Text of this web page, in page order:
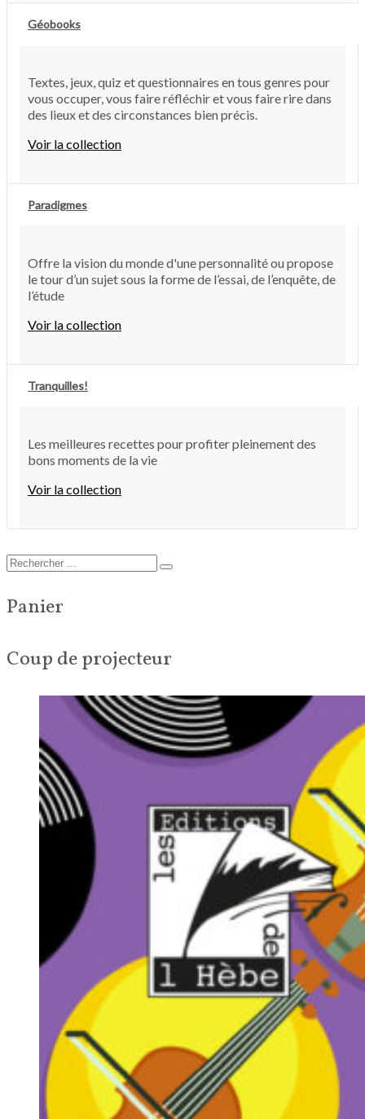
Géobooks
Textes, jeux, quiz et questionnaires en tous genres pour
vous occuper, vous faire réfléchir et vous faire rire dans
des lieux et des circonstances bien précis.
Voir la collection
Paradigmes
Offre la vision du monde d'une personnalité ou propose
le tour d’un sujet sous la forme de l’essai, de l’enquête, de
l’étude
Voir la collection
Tranquilles!
Les meilleures recettes pour profiter pleinement des
bons moments de la vie
Voir la collection
Panier
Coup de projecteur